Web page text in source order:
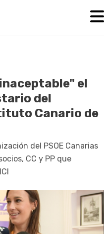
el
del
Canario de
del PSOE Canarias
CC y PP que